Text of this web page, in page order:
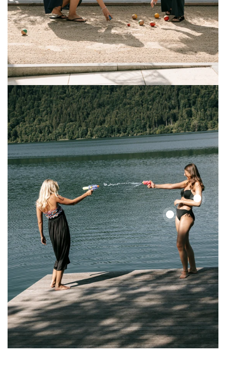
Top
Color
Up
Top
Color
Up
Top